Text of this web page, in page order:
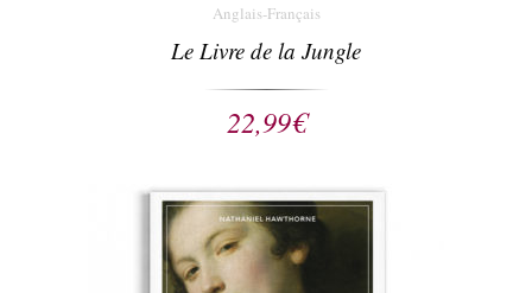
Anglais-Français
Le Livre de la Jungle
22,99€